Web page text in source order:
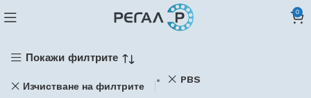
0
Покажи филтрите
Изчистване на филтрите
PBS